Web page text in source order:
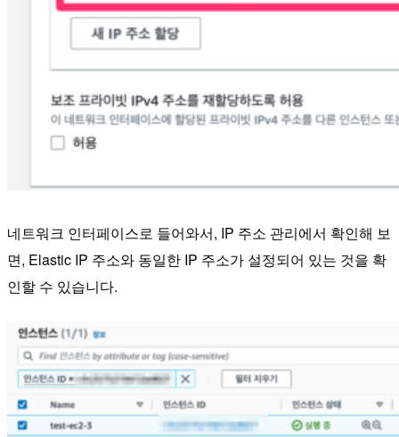
네트워크 인터페이스로 들어와서, IP 주소 관리에서 확인해 보
면, Elastic IP 주소와 동일한 IP 주소가 설정되어 있는 것을 확
인할 수 있습니다.